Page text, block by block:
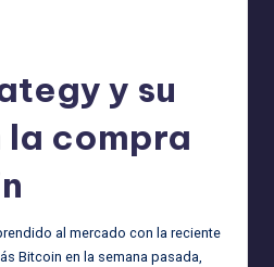
y su
la compra
al mercado con la reciente
Bitcoin en la semana pasada,